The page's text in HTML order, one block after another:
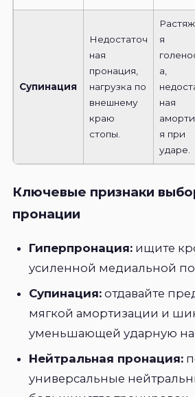
Супинация
Недостаточ
ная
пронация,
нагрузка по
внешнему
краю
стопы.
я
а,
ная
я при
ударе.
Ключевые признаки
пронации
Гиперпронация: ищите
усиленной медиальной
Супинация: отдавайте
мягкой амортизации и
уменьшающей ударную
Нейтральная пронация:
универсальные